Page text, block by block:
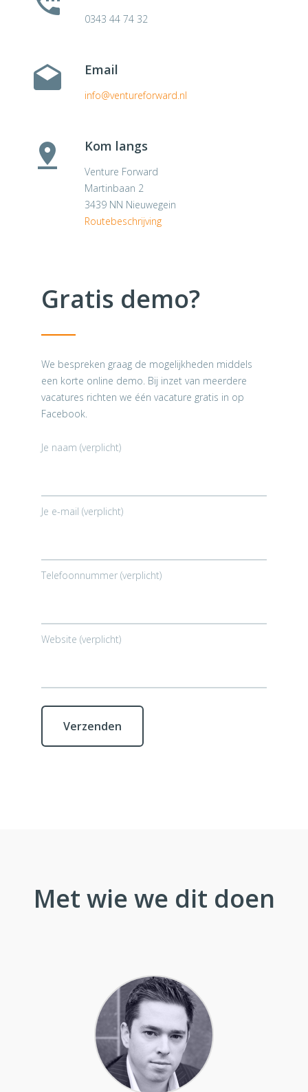
0343 44 74 32
Email
info@ventureforward.nl
Kom langs
Venture Forward
Martinbaan 2
3439 NN Nieuwegein
Routebeschrijving
Gratis demo?
We bespreken graag de mogelijkheden middels
een korte online demo. Bij inzet van meerdere
vacatures richten we één vacature gratis in op
Facebook.
Je naam (verplicht)
Je e-mail (verplicht)
Telefoonnummer (verplicht)
Website (verplicht)
Met wie we dit doen